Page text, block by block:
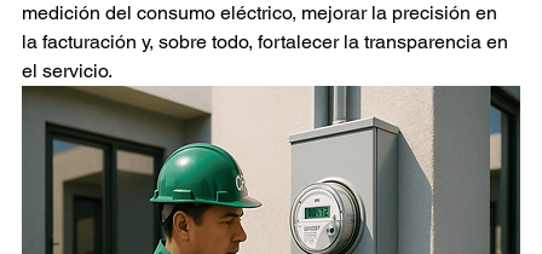
medición del consumo eléctrico, mejorar la precisión en
la facturación y, sobre todo, fortalecer la transparencia en
el servicio.